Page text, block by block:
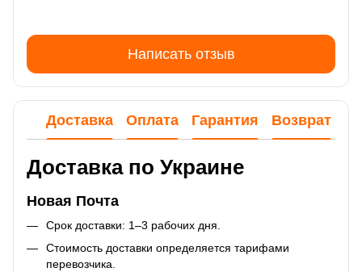
Написать отзыв
Доставка Оплата Гарантия Возврат
Доставка по Украине
Новая Почта
Срок доставки: 1–3 рабочих дня.
Стоимость доставки определяется тарифами
перевозчика.